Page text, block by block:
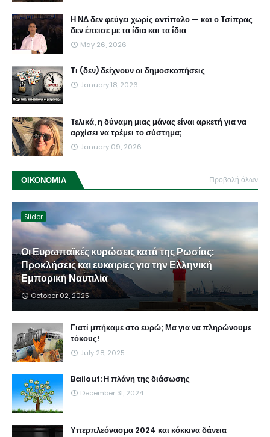
Η ΝΔ δεν φεύγει χωρίς αντίπαλο — και ο Τσίπρας
δεν έπεισε με τα ίδια και τα ίδια
May 26, 2026
Τι (δεν) δείχνουν οι δημοσκοπήσεις
January 18, 2026
Τελικά, η δύναμη μιας μάνας είναι αρκετή για να
αρχίσει να τρέμει το σύστημα;
January 09, 2026
ΟΙΚΟΝΟΜΙΑ Προβολή όλων
Slider
Οι Ευρωπαϊκές κυρώσεις κατά της Ρωσίας:
Προκλήσεις και ευκαιρίες για την Ελληνική
Εμπορική Ναυτιλία
October 02, 2025
Γιατί μπήκαμε στο ευρώ; Μα για να πληρώνουμε
τόκους!
July 28, 2025
Bailout: Η πλάνη της διάσωσης
December 31, 2024
Υπερπλεόνασμα 2024 και κόκκινα δάνεια